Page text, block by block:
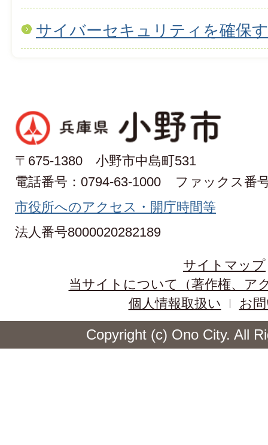
サイバーセキュリティを確保
〒675-1380 小野市中島町531
電話番号：0794-63-1000
ファックス番
市役所へのアクセス・開庁時間等
法人番号8000020282189
サイトマップ
当サイトについて（著作権、ア
個人情報取扱い
お
Copyright (c) Ono City. All